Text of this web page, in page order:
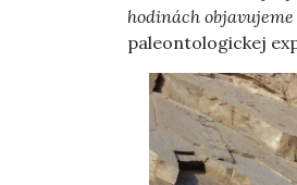
hodinách
paleontologickej